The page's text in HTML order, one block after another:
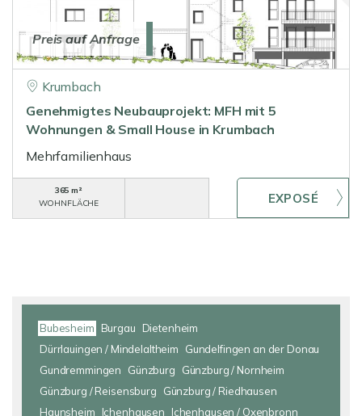
Preis auf Anfrage
Krumbach
Genehmigtes Neubauprojekt: MFH mit 5
Wohnungen & Small House in Krumbach
Mehrfamilienhaus
365 m²
WOHNFLÄCHE
Bubesheim Burgau
Dietenheim
Dürrlauingen / Mindelaltheim
Gundelfingen an der Donau
Gundremmingen
Günzburg
Günzburg / Nornheim
Günzburg / Reisensburg
Günzburg / Riedhausen
Haunsheim
Ichenhausen
Ichenhausen / Oxenbronn